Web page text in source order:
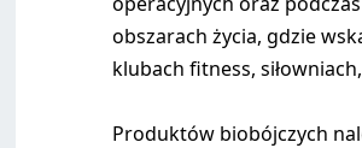
obszarach życia, gdzie
klubach fitness,
Produktów biobójczych